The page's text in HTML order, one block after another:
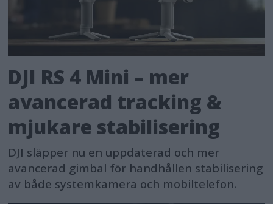
DJI RS 4 Mini – mer
avancerad tracking &
mjukare stabilisering
DJI släpper nu en uppdaterad och mer
avancerad gimbal för handhållen stabilisering
av både systemkamera och mobiltelefon.